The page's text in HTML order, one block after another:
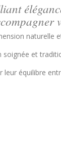
et
équilibre